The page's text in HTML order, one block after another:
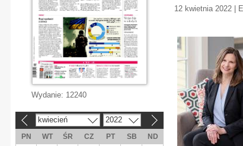
12 kwietnia 2022 |
Wydanie: 12240
kwiecień 2022
PN WT ŚR CZ PT SB
ND